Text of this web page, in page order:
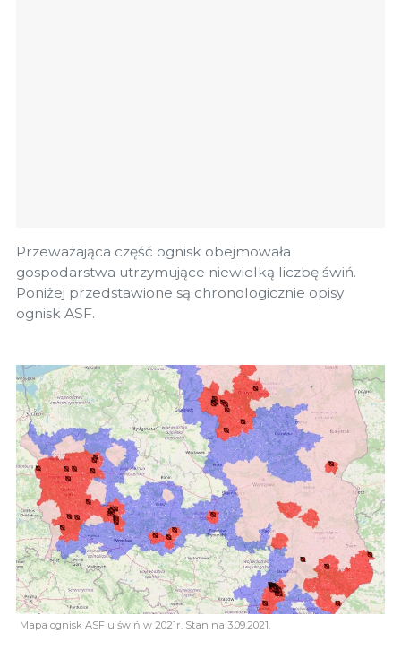
Przeważająca część ognisk obejmowała
gospodarstwa utrzymujące niewielką liczbę świń.
Poniżej przedstawione są chronologicznie opisy
ognisk ASF.
Mapa ognisk ASF u świń w 2021r. Stan na 3.09.2021.